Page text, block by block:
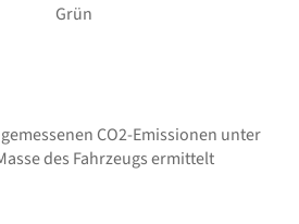
Grün
CO2-Emissionen unter
des Fahrzeugs ermittelt